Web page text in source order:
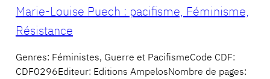
Marie-Louise Puech : pacifisme, Féminisme,
Résistance
Genres: Féministes, Guerre et PacifismeCode CDF:
CDF0296Editeur: Editions AmpelosNombre de pages: